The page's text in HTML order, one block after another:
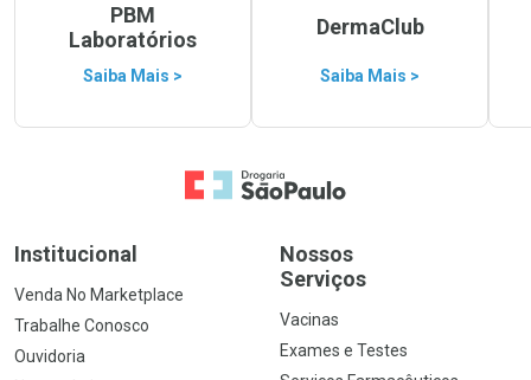
PBM
Laboratórios
Saiba Mais >
DermaClub
Saiba Mais >
Ir para a Home
Institucional
Venda No Marketplace
Trabalhe Conosco
Ouvidoria
Nossos
Serviços
Vacinas
Exames e Testes